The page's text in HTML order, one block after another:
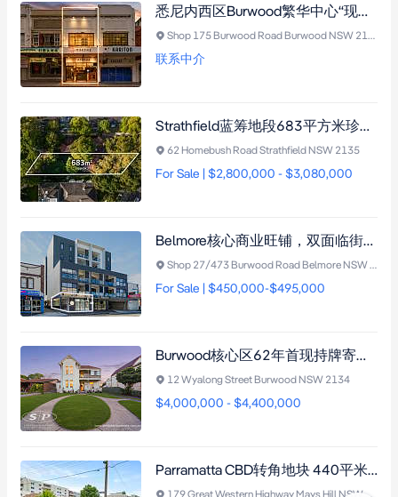
悉尼内西区Burwood繁华中心“现金牛”临街商铺：长期资深租户+全包支出，步行可至火车站、Burwood Plaza和餐饮街，曝光度拉满！
Shop 175 Burwood Road Burwood NSW 2134
联系中介
Strathfield蓝筹地段683平方米珍稀地块，坐拥东北朝向，毗邻名校区与交通枢纽，重建奢华宅邸良机（需市政厅批准）
62 Homebush Road Strathfield NSW 2135
For Sale | $2,800,000 - $3,080,000
Belmore核心商业旺铺，双面临街87平米带车位，年租金$42,081澳元，尽享交通导向开发计划增值潜力
Shop 27/473 Burwood Road Belmore NSW 2192
For Sale | $450,000-$495,000
Burwood核心区62年首现持牌寄宿公寓，11套独立租赁+姻亲房，年收益潜力26.5万澳元
12 Wyalong Street Burwood NSW 2134
$4,000,000 - $4,400,000
Parramatta CBD转角地块 440平米开发潜力需市政厅批准 三面临街 E3规划 近Westmead医院商圈
179 Great Western Highway Mays Hill NSW 2145